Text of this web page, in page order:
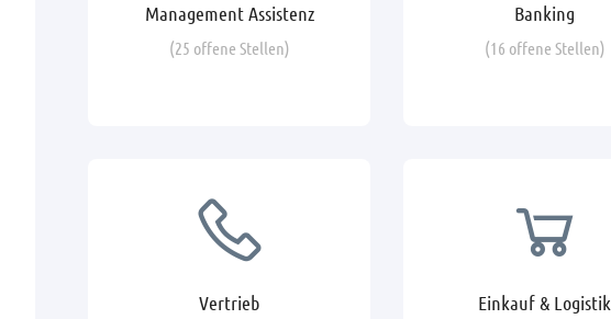
Management Assistenz
(25 offene Stellen)
Banking
(16 offene Stellen)
Vertrieb Einkauf & Logistik